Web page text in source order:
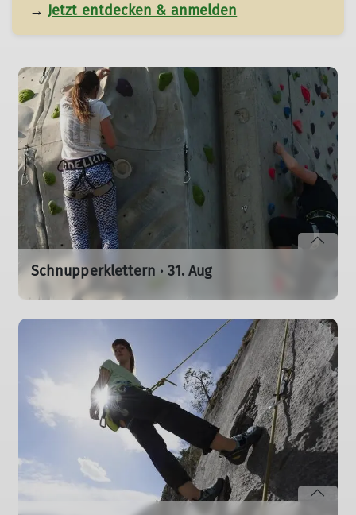
→ Jetzt entdecken & anmelden
Schnupperklettern · 31. Aug
Für alle von 3 bis 99
Erlebt Klettern gemeinsam · Anmeldung bis 24.08.
mehr erfahren